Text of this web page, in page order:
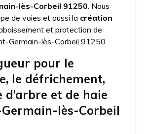
lès-Corbeil 91250 . Nous
de voies et aussi la création
et protection de
Germain-lès-Corbeil 91250.
pour le
le défrichement,
d’arbre et de haie
lès-Corbeil